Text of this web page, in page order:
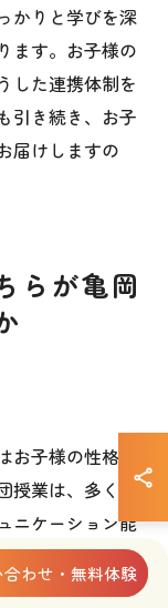
かりと学びを深
ます。お子様の
した連携体制を
引き続き、お子
届けしますの
らが亀岡
子様の性格に
授業は、多くの
ニケーション能
、内向的なお子
したいお子様に
合わせ・無料体験